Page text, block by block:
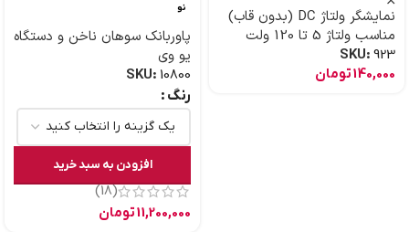
نمایشگر ولتاژ DC (بدون قاب)
مناسب ولتاژ 5 تا 120 ولت
SKU: 923
140,000تومان
نو
پاوربانک سوهان ناخن و دستگاه
یو وی
SKU: 10800
رنگ
افزودن به سبد خرید
(18)
11,200,000تومان